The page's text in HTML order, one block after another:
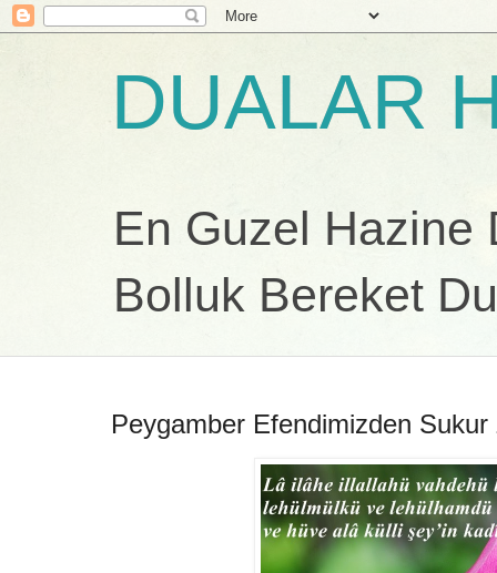
DUALAR
En Guzel Hazine
Bolluk Bereket
Peygamber Efendimizden Sukur